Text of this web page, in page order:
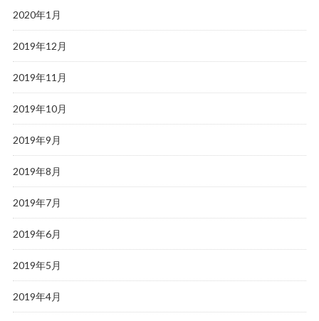
2020年1月
2019年12月
2019年11月
2019年10月
2019年9月
2019年8月
2019年7月
2019年6月
2019年5月
2019年4月